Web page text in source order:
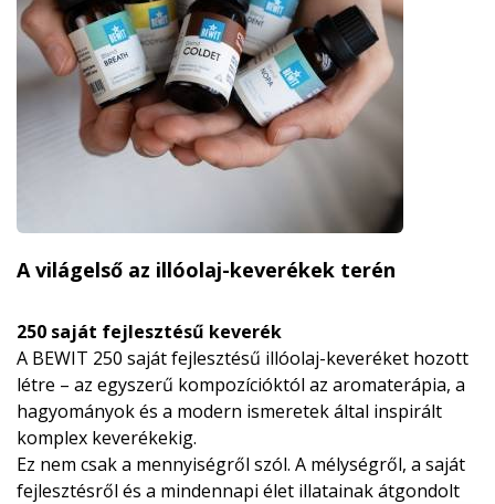
A világelső az illóolaj-keverékek terén
250 saját fejlesztésű keverék
A BEWIT 250 saját fejlesztésű illóolaj-keveréket hozott
létre – az egyszerű kompozícióktól az aromaterápia, a
hagyományok és a modern ismeretek által inspirált
komplex keverékekig.
Ez nem csak a mennyiségről szól. A mélységről, a saját
fejlesztésről és a mindennapi élet illatainak átgondolt